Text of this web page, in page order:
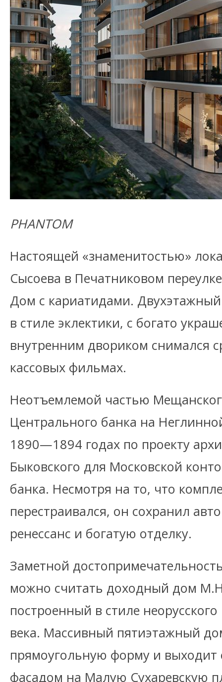
PHANTOM
Настоящей «знаменитостью»
Сысоева в Печатниковом
Дом с кариатидами.
в стиле эклектики, с богато
внутренним двориком снимался
кассовых фильмах.
Неотъемлемой частью
Центрального банка на
1890—1894 годах по проекту
Быковского для Московской
банка. Несмотря на то, что
перестраивался, он сохранил
ренессанс и богатую отделку.
Заметной
можно считать доходный дом
построенный в стиле
века. Массивный пятиэтажный
прямоугольную форму и
фасадом на Малую Сухаревскую